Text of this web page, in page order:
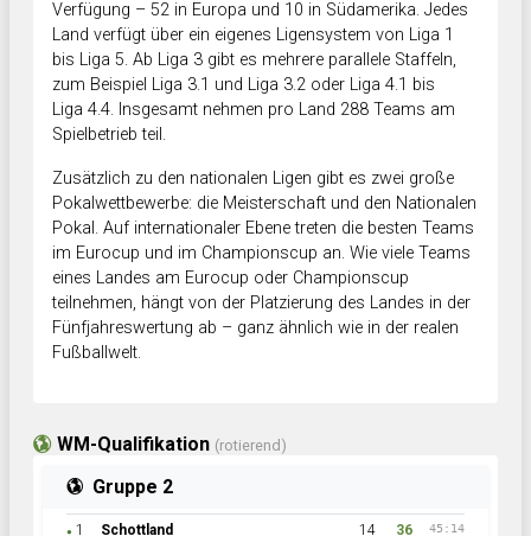
Verfügung – 52 in Europa und 10 in Südamerika. Jedes
Land verfügt über ein eigenes Ligensystem von Liga 1
bis Liga 5. Ab Liga 3 gibt es mehrere parallele Staffeln,
zum Beispiel Liga 3.1 und Liga 3.2 oder Liga 4.1 bis
Liga 4.4. Insgesamt nehmen pro Land 288 Teams am
Spielbetrieb teil.
Zusätzlich zu den nationalen Ligen gibt es zwei große
Pokalwettbewerbe: die Meisterschaft und den Nationalen
Pokal. Auf internationaler Ebene treten die besten Teams
im Eurocup und im Championscup an. Wie viele Teams
eines Landes am Eurocup oder Championscup
teilnehmen, hängt von der Platzierung des Landes in der
Fünfjahreswertung ab – ganz ähnlich wie in der realen
Fußballwelt.
WM-Qualifikation (rotierend)
Gruppe 2
● 1 Schottland 14 36 45:14